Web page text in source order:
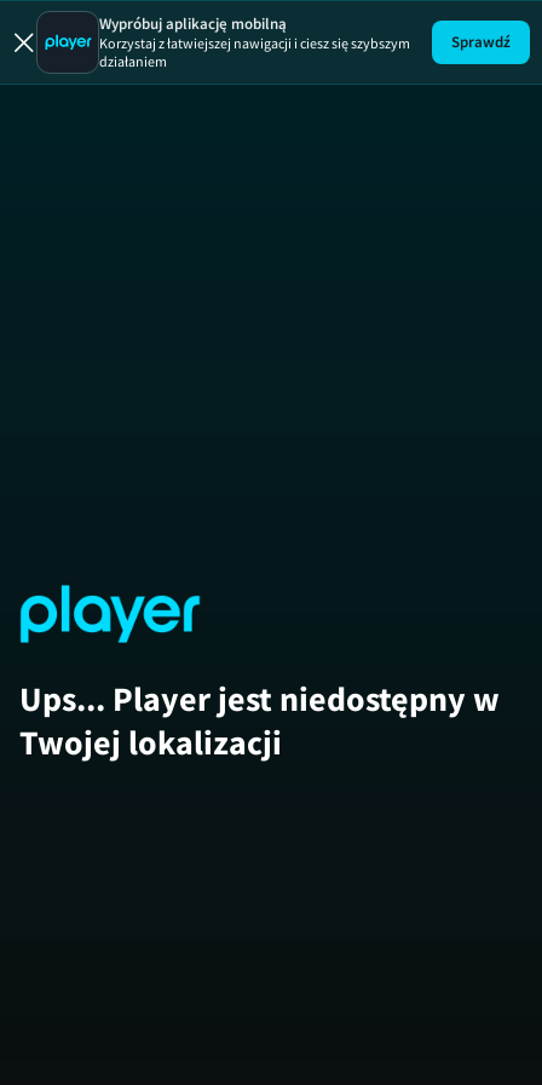
Yellowjackets
Wypróbuj aplikację mobilną
Korzystaj z łatwiejszej nawigacji i ciesz się szybszym
działaniem
Sprawdź
Ups... Player jest niedostępny w
Twojej lokalizacji